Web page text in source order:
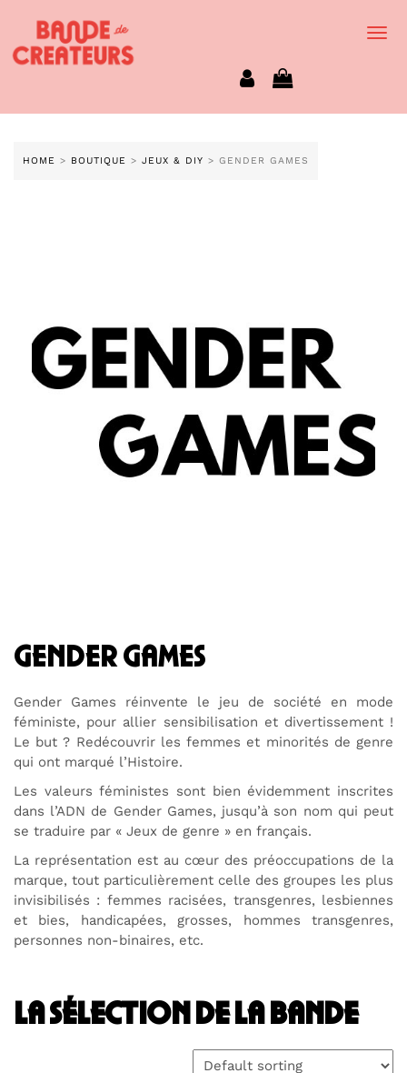
HOME > BOUTIQUE > JEUX & DIY > GENDER GAMES
gender games
Gender Games réinvente le jeu de société en mode
féministe, pour allier sensibilisation et divertissement !
Le but ? Redécouvrir les femmes et minorités de genre
qui ont marqué l’Histoire.
Les valeurs féministes sont bien évidemment inscrites
dans l’ADN de Gender Games, jusqu’à son nom qui peut
se traduire par « Jeux de genre » en français.
La représentation est au cœur des préoccupations de la
marque, tout particulièrement celle des groupes les plus
invisibilisés : femmes racisées, transgenres, lesbiennes
et bies, handicapées, grosses, hommes transgenres,
personnes non-binaires, etc.
la sélection de la bande